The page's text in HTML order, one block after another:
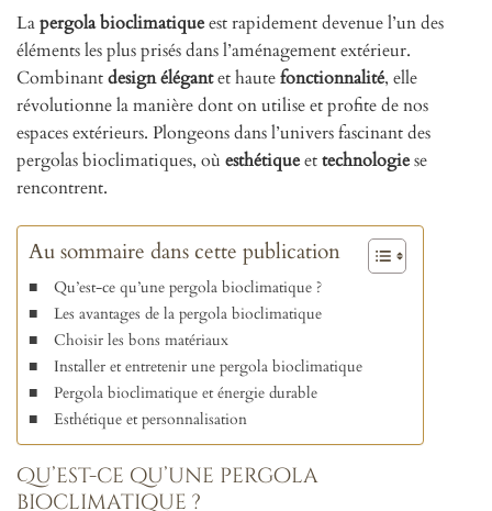
Lapergola bioclimatiqueest rapidement devenue l’un des
éléments les plus prisés dans l’aménagement extérieur.
Combinantdesign élégantet hautefonctionnalité, elle
révolutionne la manière dont on utilise et profite de nos
espaces extérieurs. Plongeons dans l’univers fascinant des
pergolas bioclimatiques, où esthétiqueettechnologiese
rencontrent.
Au sommaire dans cette publication
Qu’est-ce qu’une pergola bioclimatique ?
Les avantages de la pergola bioclimatique
Choisir les bons matériaux
Installer et entretenir une pergola bioclimatique
Pergola bioclimatique et énergie durable
Esthétique et personnalisation
Qu’est-ce qu’une pergola
bioclimatique ?